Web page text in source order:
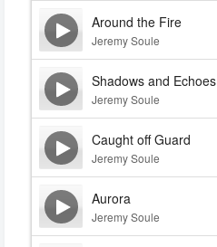
Around the Fire
Jeremy Soule
Shadows and Echoes
Jeremy Soule
Caught off Guard
Jeremy Soule
Aurora
Jeremy Soule